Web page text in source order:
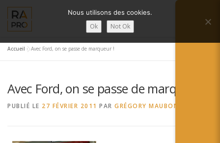
contenu
Menu
SERVICES RA’PRO ACTUALITÉ DE LA RA
Accueil »Avec Ford, on se passe de marqueur !
Avec Ford, on se passe de marqueur !
PUBLIÉ LE 27 FÉVRIER 2011 PAR GRÉGORY MAUBON
Nous utilisons des cookies.
Ok Not Ok